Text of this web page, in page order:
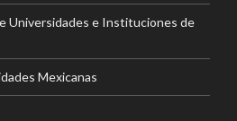
Universidades e Instituciones de
Mexicanas